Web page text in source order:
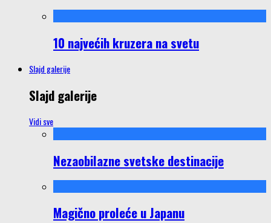
10 najvećih kruzera na svetu
Slajd galerije
Slajd galerije
Vidi sve
Nezaobilazne svetske destinacije
Magično proleće u Japanu